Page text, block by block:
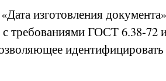
изготовления
с требованиями ГОСТ 6.38-72